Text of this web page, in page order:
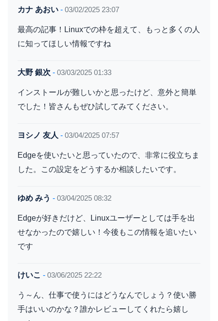
カナ あおい - 03/02/2025 23:07
最高の記事！Linuxでの枠を超えて、もっと多くの人
に知ってほしい情報ですね
大野 銀次 - 03/03/2025 01:33
インストールが難しいかと思ったけど、意外と簡単
でした！皆さんもぜひ試してみてください。
ヨシノ 友人 - 03/04/2025 07:57
Edgeを使いたいと思っていたので、非常に役立ちま
した。この設定をどうするか相談したいです。
ゆめ みう - 03/04/2025 08:32
Edgeが好きだけど、Linuxユーザーとしては手を出
せなかったので嬉しい！今後もこの情報を追いたい
です
けいこ - 03/06/2025 22:22
う～ん、仕事で使うにはどうなんでしょう？使い勝
手はいいのかな？誰かレビューしてくれたら嬉し